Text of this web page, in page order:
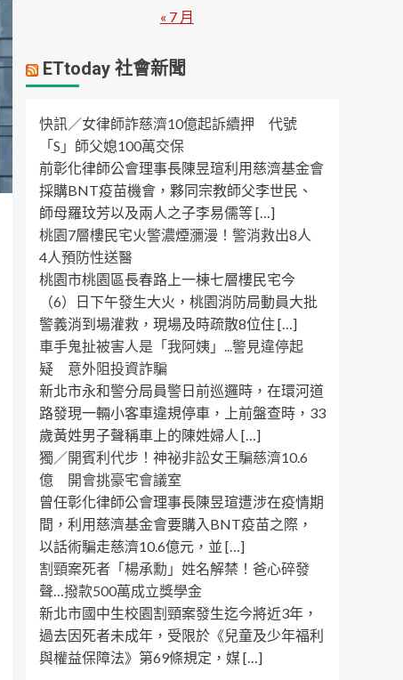
« 7 月
ETtoday 社會新聞
快訊／女律師詐慈濟10億起訴續押 代號
「S」師父媳100萬交保
前彰化律師公會理事長陳昱瑄利用慈濟基金會
採購BNT疫苗機會，夥同宗教師父李世民、
師母羅玟芳以及兩人之子李易儒等 […]
桃園7層樓民宅火警濃煙瀰漫！警消救出8人
4人預防性送醫
桃園市桃園區長春路上一棟七層樓民宅今
（6）日下午發生大火，桃園消防局動員大批
警義消到場灌救，現場及時疏散8位住 […]
車手鬼扯被害人是「我阿姨」...警見違停起
疑 意外阻投資詐騙
新北市永和警分局員警日前巡邏時，在環河道
路發現一輛小客車違規停車，上前盤查時，33
歲黃姓男子聲稱車上的陳姓婦人 […]
獨／開賓利代步！神祕非訟女王騙慈濟10.6
億 開會挑豪宅會議室
曾任彰化律師公會理事長陳昱瑄遭涉在疫情期
間，利用慈濟基金會要購入BNT疫苗之際，
以話術騙走慈濟10.6億元，並 […]
割頸案死者「楊承勳」姓名解禁！爸心碎發
聲…撥款500萬成立獎學金
新北市國中生校園割頸案發生迄今將近3年，
過去因死者未成年，受限於《兒童及少年福利
與權益保障法》第69條規定，媒 […]